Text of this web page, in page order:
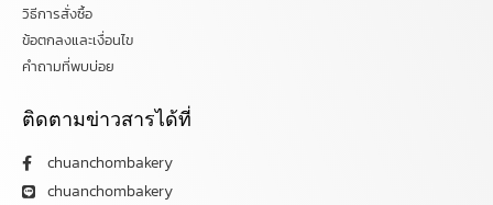
วิธีการสั่งซื้อ
ข้อตกลงและเงื่อนไข
คำถามที่พบบ่อย
ติดตามข่าวสารได้ที่
chuanchombakery
chuanchombakery